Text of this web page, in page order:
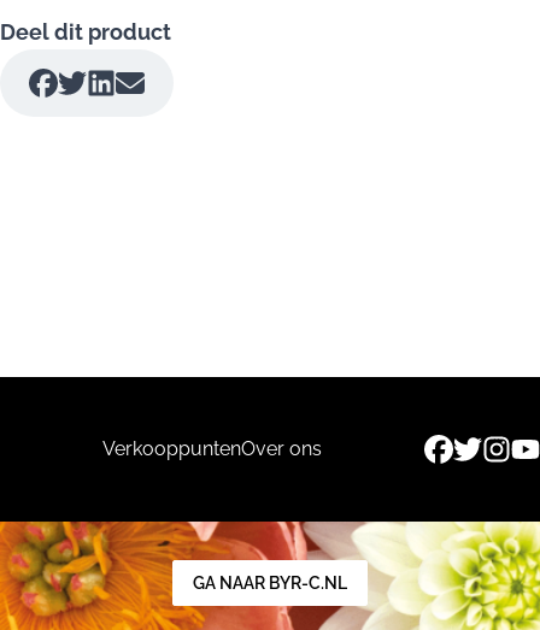
Deel dit product
VerkooppuntenOver ons
GA NAAR BYR-C.NL